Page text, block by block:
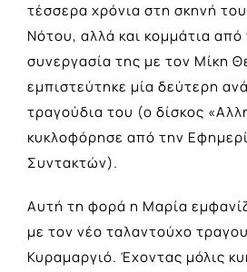
τέσσερα χρόνια στη σκηνή
Νότου, αλλά και κομμάτια
συνεργασία της με τον Μίκη
εμπιστεύτηκε μία δεύτερη
τραγούδια του (ο δίσκος
κυκλοφόρησε από την
Συντακτών).
Αυτή τη φορά η Μαρία
με τον νέο ταλαντούχο
Κυραμαργιό. Έχοντας μόλις